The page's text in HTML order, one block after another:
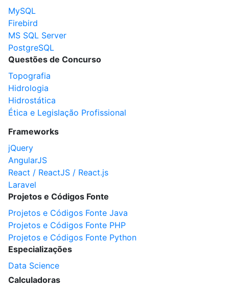
MySQL
Firebird
MS SQL Server
PostgreSQL
Questões de Concurso
Topografia
Hidrologia
Hidrostática
Ética e Legislação Profissional
Frameworks
jQuery
AngularJS
React / ReactJS / React.js
Laravel
Projetos e Códigos Fonte
Projetos e Códigos Fonte Java
Projetos e Códigos Fonte PHP
Projetos e Códigos Fonte Python
Especializações
Data Science
Calculadoras